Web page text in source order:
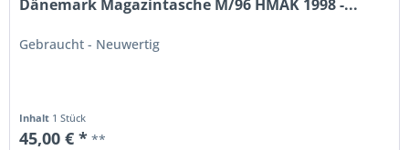
Dänemark Magazintasche M/96 HMAK 1998 -...
Gebraucht - Neuwertig
Inhalt 1 Stück
45,00 € * **